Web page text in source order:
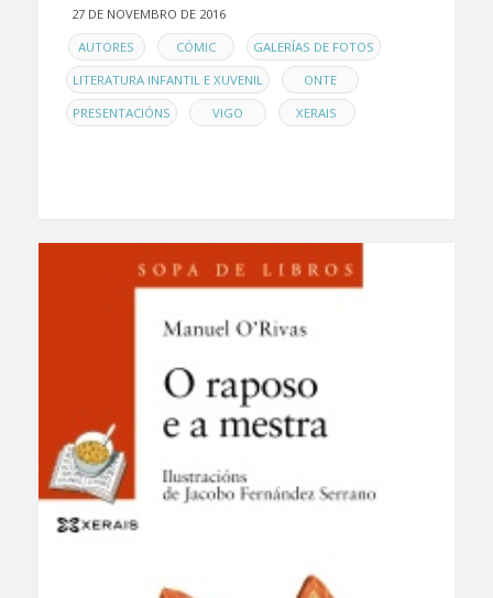
27 DE NOVEMBRO DE 2016
EN AUTORES , CÓMIC , GALERÍAS DE FOTOS ,
LITERATURA INFANTIL E XUVENIL , ONTE ,
PRESENTACIÓNS , VIGO , XERAIS